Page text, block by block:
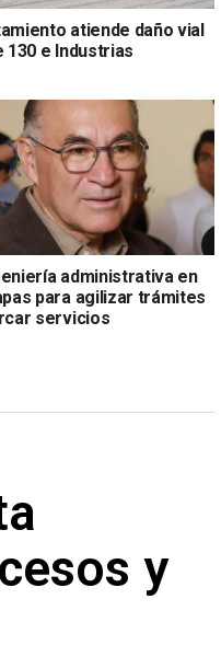
atiende daño vial
130 e Industrias
administrativa en
para agilizar trámites
servicios
y